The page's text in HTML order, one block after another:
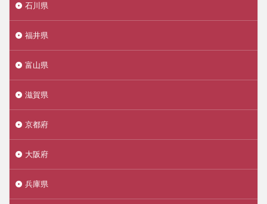
石川県
福井県
富山県
滋賀県
京都府
大阪府
兵庫県